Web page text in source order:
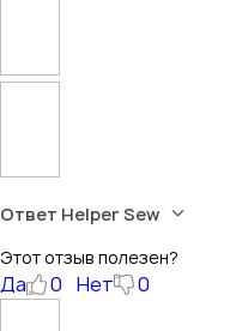
Ответ Helper Sew
Этот отзыв полезен?
Да 0 Нет 0